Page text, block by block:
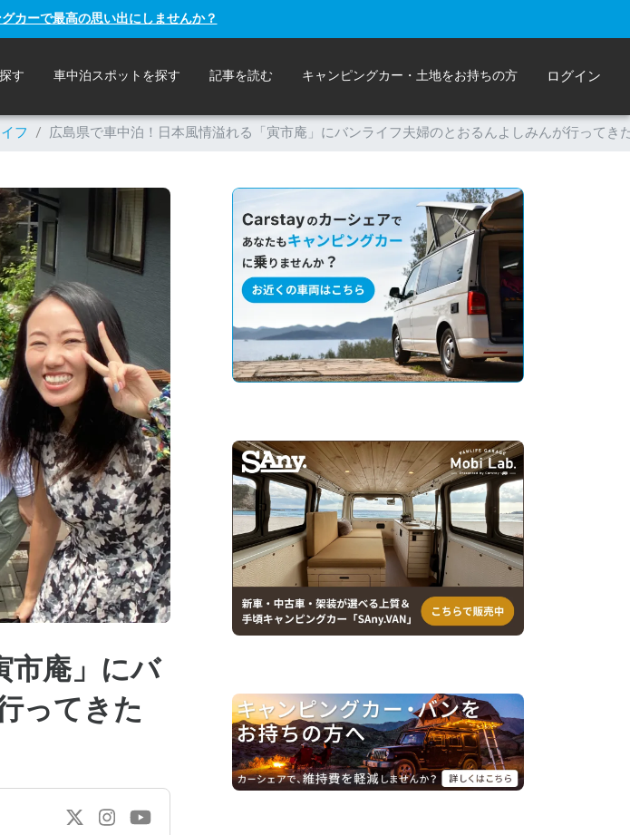
カーで最高の思い出にしませんか？
す 車中泊スポットを探す 記事を読む キャンピングカー・土地をお持ちの方 ログイン
フ / 広島県で車中泊！日本風情溢れる「寅市庵」にバンライフ夫婦のとおるんよしみんが行ってき
市庵」にバ
ってきた